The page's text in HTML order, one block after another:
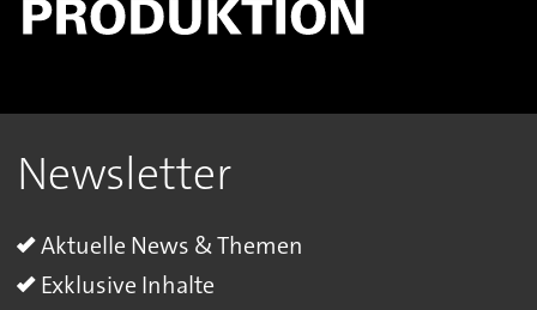
Newsletter
Aktuelle News & Themen
Exklusive Inhalte